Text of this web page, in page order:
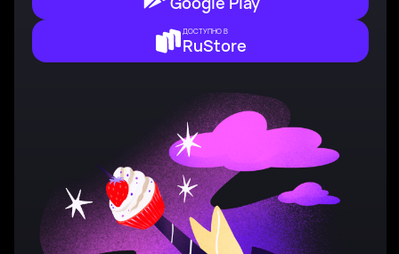
ДОСТУПНО В
RuStore